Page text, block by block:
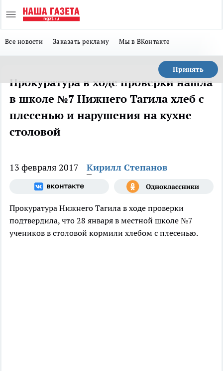
Все новости Заказать рекламу Мы в ВКонтакте
Принять
Прокуратура в ходе проверки нашла
в школе №7 Нижнего Тагила хлеб с
плесенью и нарушения на кухне
столовой
13 февраля 2017 Кирилл Степанов
Прокуратура Нижнего Тагила в ходе проверки
подтвердила, что 28 января в местной школе №7
учеников в столовой кормили хлебом с плесенью.